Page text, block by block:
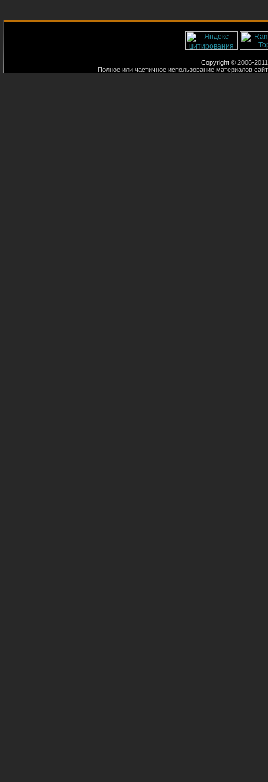
Copyright © 2006-
Полное или частичное использование материалов